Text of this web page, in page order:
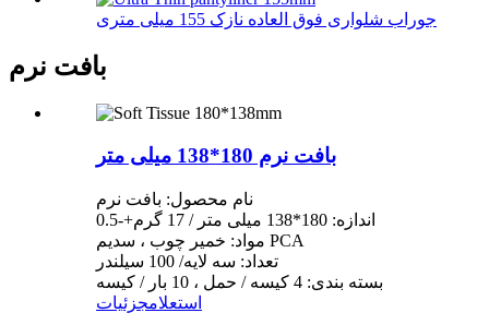
جوراب شلواری فوق العاده نازک 155 میلی متری
بافت نرم
بافت نرم 180*138 میلی متر
نام محصول: بافت نرم
اندازه: 180*138 میلی متر / 17 گرم+-0.5
مواد: خمیر چوب ، سدیم PCA
تعداد: سه لایه/ 100 سیلندر
بسته بندی: 4 کیسه / حمل ، 10 بار / کیسه
استعلامجزئیات